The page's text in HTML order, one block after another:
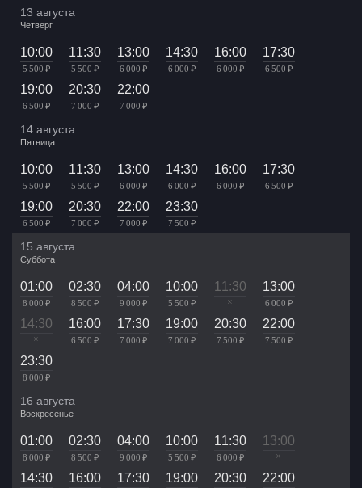
13 августа
Четверг
10:00
5 500 ₽
11:30
5 500 ₽
13:00
6 000 ₽
14:30
6 000 ₽
16:00
6 000 ₽
17:30
6 500 ₽
19:00
6 500 ₽
20:30
7 000 ₽
22:00
7 000 ₽
14 августа
Пятница
10:00
5 500 ₽
11:30
5 500 ₽
13:00
6 000 ₽
14:30
6 000 ₽
16:00
6 000 ₽
17:30
6 500 ₽
19:00
6 500 ₽
20:30
7 000 ₽
22:00
7 000 ₽
23:30
7 500 ₽
15 августа
Суббота
01:00
8 000 ₽
02:30
8 500 ₽
04:00
9 000 ₽
10:00
5 500 ₽
11:30
×
13:00
6 000 ₽
14:30
×
16:00
6 500 ₽
17:30
7 000 ₽
19:00
7 000 ₽
20:30
7 500 ₽
22:00
7 500 ₽
23:30
8 000 ₽
16 августа
Воскресенье
01:00
8 000 ₽
02:30
8 500 ₽
04:00
9 000 ₽
10:00
5 500 ₽
11:30
6 000 ₽
13:00
×
14:30 16:00 17:30 19:00 20:30 22:00